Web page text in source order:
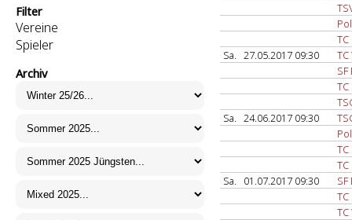
Filter
Vereine
Spieler
Archiv
Sa. 27.05.2017 09:30
Sa. 24.06.2017 09:30
Sa.
01.07.2017 09:30